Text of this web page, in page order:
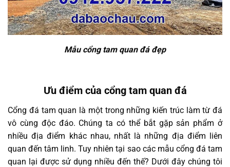
Mẫu cổng tam quan đá đẹp
Ưu điểm của cổng tam quan đá
Cổng đá tam quan là một trong những kiến trúc làm từ đá
vô cùng độc đáo. Chúng ta có thể bắt gặp sản phẩm ở
nhiều địa điểm khác nhau, nhất là những địa điểm liên
quan đến tâm linh. Tuy nhiên tại sao các mẫu cổng đá tam
quan lại được sử dụng nhiều đến thế? Dưới đây chúng tôi